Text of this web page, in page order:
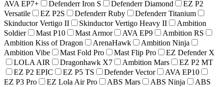
AVA EP7+
Defenderr Iron S Defenderr Diamond
EZ P2
Versatile
EZ P2S Defenderr Ruby
Defenderr Titanium
Skinductor Vertigo II
Skinductor Vertigo Heavy II
Ambition
Soldier
Mast P10 Mast Armor AVA EP9
Ambition RS
Ambition Kiss of Dragon
ArenaHawk
Ambition Ninja
Ambition Vibe
Mast Fold Pro Mast Flip Pro
EZ Defender X
LOLA AIR
Dragonhawk X7 Ambition Mars
EZ P2 MT
EZ P2 EPIC
EZ P5 TS Defender Vector
AVA EP10
EZ P3 Pro
EZ Lola Air Pro ABS Mars ABS Ninja
ABS